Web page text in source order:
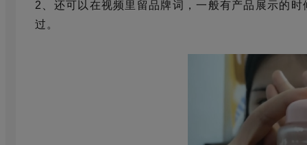
2、还可以在视频里留品牌词，一般有产品展示的
过。